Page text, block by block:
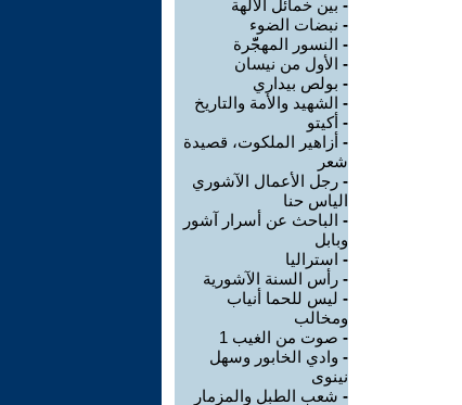
- بين خمائل الآلهة
- نبضات الضوء
- النسور المهجّّرة
- الأول من نيسان
- بولص بيداري
- الشهيد والأمة والتاريخ
- أكيتو
- أزاهير الملكوت، قصيدة
شعر
- رجل الأعمال الآشوري
الياس حنا
- الباحث عن أسرار آشور
وبابل
- استراليا
- رأس السنة الآشورية
- ليس للحما أنياب
ومخالب
- صوت من الغيب 1
- وادي الخابور وسهل
نينوى
- شعب الطبل والمزمار